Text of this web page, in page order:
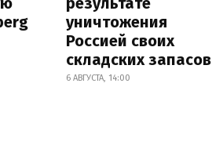
уничтожения
Россией своих
складских запасов
6 АВГУСТА, 14:00